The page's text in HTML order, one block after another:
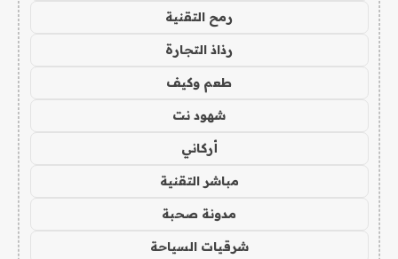
رمح التقنية
رذاذ التجارة
طعم وكيف
شهود نت
أركاني
مباشر التقنية
مدونة صحبة
شرقيات السياحة